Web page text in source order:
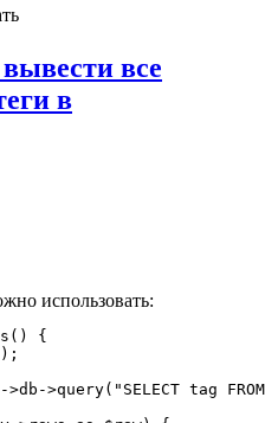
все
в
использовать:
{